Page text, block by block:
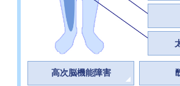
高次脳機能障害